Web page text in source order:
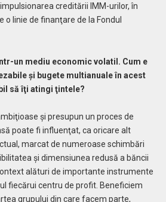
creditării IMM-urilor, în
o linie de finanţare de la Fondul
un mediu economic volatil. Cum e
şi bugete multianuale în acest
să îţi atingi ţintele?
şi presupun un proces de
poate fi influenţat, ca oricare alt
marcat de numeroase schimbări
şi dimensiunea redusă a băncii
alături de importante instrumente
fiecărui centru de profit. Beneficiem
grupului din care facem parte,